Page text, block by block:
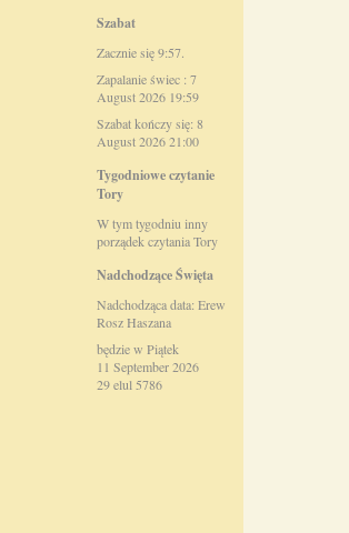
Szabat
Zacznie się 9:57.
Zapalanie świec : 7
August 2026 19:59
Szabat kończy się: 8
August 2026 21:00
Tygodniowe czytanie
Tory
W tym tygodniu inny
porządek czytania Tory
Nadchodzące Święta
Nadchodząca data: Erew
Rosz Haszana
będzie w Piątek
11 September 2026
29 elul 5786